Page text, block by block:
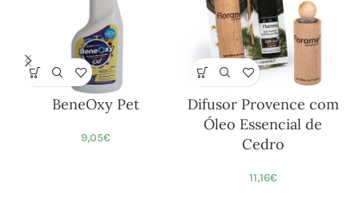
BeneOxy Pet
9,05€
Difusor Provence com
Óleo Essencial de
Cedro
11,16€